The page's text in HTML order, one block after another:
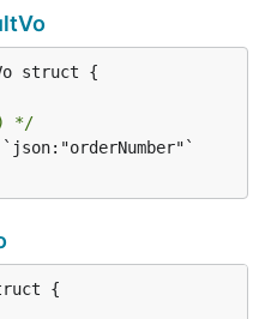
struct {
*/
`json:"orderNumber"`
{